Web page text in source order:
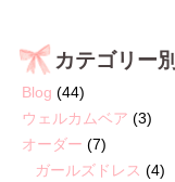
カテゴリー別
Blog (44)
ウェルカムベア (3)
オーダー (7)
ガールズドレス (4)